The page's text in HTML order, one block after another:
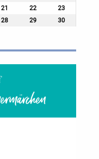
21 22
23
28 29
30